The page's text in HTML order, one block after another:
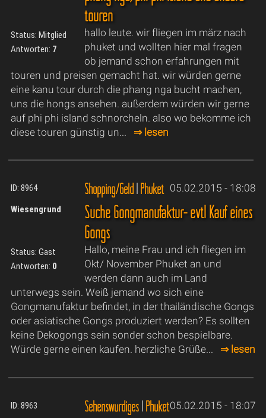
Status: Mitglied
Antworten: 7
touren
hallo leute. wir fliegen im märz nach
phuket und wollten hier mal fragen
ob jemand schon erfahrungen mit
touren und preisen gemacht hat. wir würden gerne
eine kanu tour durch die phang nga bucht machen,
uns die hongs ansehen. außerdem würden wir gerne
auf phi phi island schnorcheln. also wo bekomme ich
diese touren günstig un... ⇒ lesen
ID: 8964 Shopping/Geld|Phuket 05.02.2015 - 18:08
Wiesengrund
Status: Gast
Antworten: 0
Suche Gongmanufaktur- evtl Kauf eines
Gongs
Hallo, meine Frau und ich fliegen im
Okt/ November Phuket an und
werden dann auch im Land
unterwegs sein. Weiß jemand wo sich eine
Gongmanufaktur befindet, in der thailändische Gongs
oder asiatische Gongs produziert werden? Es sollten
keine Dekogongs sein sonder schon bespielbare.
Würde gerne einen kaufen. herzliche Grüße... ⇒ lesen
ID: 8963 Sehenswürdiges|Phuket05.02.2015 - 18:07